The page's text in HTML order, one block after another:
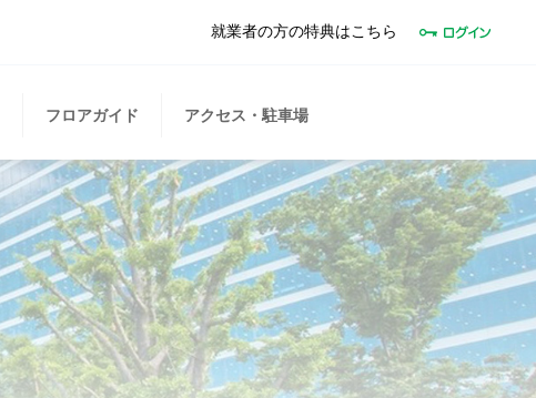
就業者の方の特典はこちら
フロアガイド アクセス・駐車場